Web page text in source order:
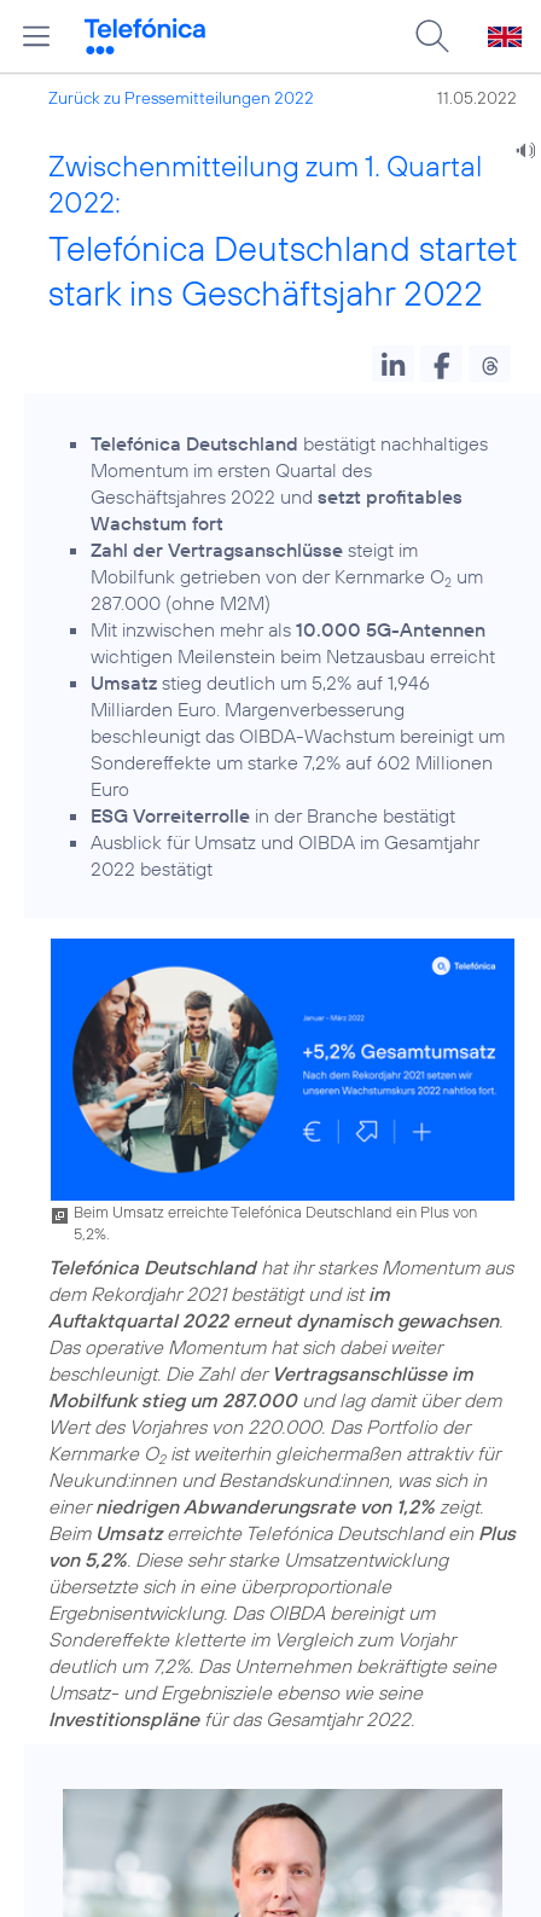
Zurück zu Pressemitteilungen 2022 11.05.2022
Zwischenmitteilung zum 1. Quartal
2022:
Telefónica Deutschland startet
stark ins Geschäftsjahr 2022
Telefónica Deutschland bestätigt nachhaltiges
Momentum im ersten Quartal des
Geschäftsjahres 2022 und setzt profitables
Wachstum fort
Zahl der Vertragsanschlüsse steigt im
Mobilfunk getrieben von der Kernmarke O2 um
287.000 (ohne M2M)
Mit inzwischen mehr als 10.000 5G-Antennen
wichtigen Meilenstein beim Netzausbau erreicht
Umsatz stieg deutlich um 5,2% auf 1,946
Milliarden Euro. Margenverbesserung
beschleunigt das OIBDA-Wachstum bereinigt um
Sondereffekte um starke 7,2% auf 602 Millionen
Euro
ESG Vorreiterrolle in der Branche bestätigt
Ausblick für Umsatz und OIBDA im Gesamtjahr
2022 bestätigt
Beim Umsatz erreichte Telefónica Deutschland ein Plus von
5,2%.
Telefónica Deutschlandhat ihr starkes Momentum aus
dem Rekordjahr 2021 bestätigt und istim
Auftaktquartal 2022 erneut dynamisch gewachsen.
Das operative Momentum hat sich dabei weiter
beschleunigt. Die Zahl der Vertragsanschlüsse im
Mobilfunk stieg um 287.000und lag damit über dem
Wert des Vorjahres von 220.000. Das Portfolio der
Kernmarke O2ist weiterhin gleichermaßen attraktiv für
Neukund:innen und Bestandskund:innen, was sich in
einerniedrigen Abwanderungsrate von 1,2% zeigt.
Beim Umsatzerreichte Telefónica Deutschland ein Plus
von 5,2% . Diese sehr starke Umsatzentwicklung
übersetzte sich in eine überproportionale
Ergebnisentwicklung. Das OIBDA bereinigt um
Sondereffekte kletterte im Vergleich zum Vorjahr
deutlich um 7,2%. Das Unternehmen bekräftigte seine
Umsatz- und Ergebnisziele ebenso wie seine
Investitionsplänefür das Gesamtjahr 2022.